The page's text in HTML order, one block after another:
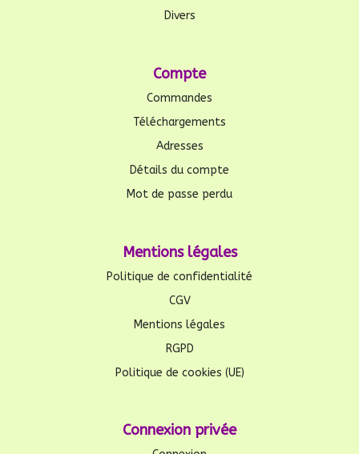
Divers
Compte
Commandes
Téléchargements
Adresses
Détails du compte
Mot de passe perdu
Mentions légales
Politique de confidentialité
CGV
Mentions légales
RGPD
Politique de cookies (UE)
Connexion privée